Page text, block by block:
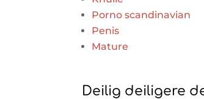
Porno scandinavian
Penis
Mature
Deilig deiligere